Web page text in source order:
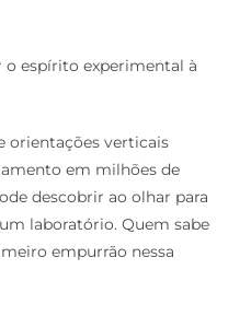
espírito experimental à
orientações verticais
em milhões de
descobrir ao olhar para
laboratório. Quem sabe
empurrão nessa